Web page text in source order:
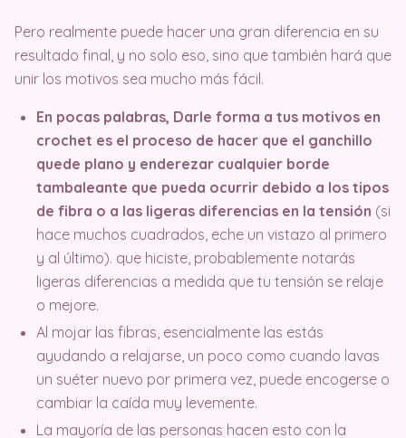
Pero realmente puede hacer una gran diferencia en su
resultado final, y no solo eso, sino que también hará que
unir los motivos sea mucho más fácil.
En pocas palabras, Darle forma a tus motivos en
crochet es el proceso de hacer que el ganchillo
quede plano y enderezar cualquier borde
tambaleante que pueda ocurrir debido a los tipos
de fibra o a las ligeras diferencias en la tensión (si
hace muchos cuadrados, eche un vistazo al primero
y al último). que hiciste, probablemente notarás
ligeras diferencias a medida que tu tensión se relaje
o mejore.
Al mojar las fibras, esencialmente las estás
ayudando a relajarse, un poco como cuando lavas
un suéter nuevo por primera vez, puede encogerse o
cambiar la caída muy levemente.
La mayoría de las personas hacen esto con la